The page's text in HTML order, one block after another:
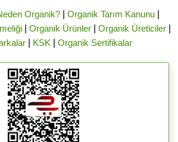
Organik?| Organik Tarım Kanunu|
| Organik Ürünler| Organik Üreticiler|
| KSK Organik Sertifikalar